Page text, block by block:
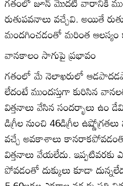
రుతుపవనాలు వచ్చేవి. అయితే
మందగించడంతో మరింత ఆలస్యం
వానకాలం సాగుపై ప్రభావం
గతంలో మే నెలాఖరులో ఆడపాదడపా
లేదంటే ముందస్తుగా కురిసిన
విత్తనాలు వేసిన సందర్భాలు ఉం
డిగ్రీల నుంచి 46డిగ్రీల
వచ్చే అవకాశాలు కానరాకపోవడంతో
విత్తనాలు వేయలేదు. ఇప్పటివరకు
పోవడంతో దుక్కులు కూడా